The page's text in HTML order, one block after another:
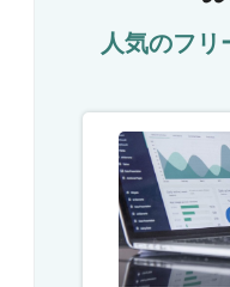
人気のフリ